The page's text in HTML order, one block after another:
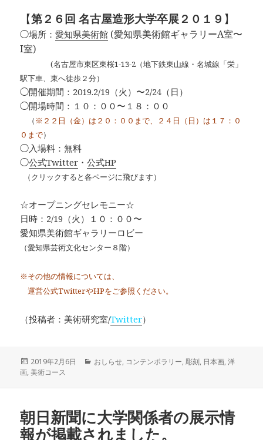
【第２６回 名古屋造形大学卒展２０１９ 】
◯場所：愛知県美術館 (愛知県美術館ギャラリーA室〜
I室)
(名古屋市東区東桜1-13-2 （地下鉄東山線・名城線「栄」
駅下車、東へ徒歩２分）
◯開催期間：2019.2/19（火）〜2/24（日）
◯開場時間：１０：００〜１８：００
（ ※２２日（金）は２０：００まで、
２４日（日）は１７：０
０まで）
◯入場料：無料
◯公式Twitter ・公式HP
（クリックすると各ページに飛びます）
☆オープニングセレモニー☆
日時：2/19（火）１０：００〜
愛知県美術館ギャラリーロビー
（愛知県芸術文化センター８階）
※その他の情報については、
運営公式TwitterやHPをご参照ください。
（投稿者：美術研究室/Twitter）
投
稿
2019年2月6日
カ
おしらせ, コンテンポラリー,彫刻, 日本画,洋
画,美術コース
朝日新聞に大学関係者の展示情
報が掲載されました。